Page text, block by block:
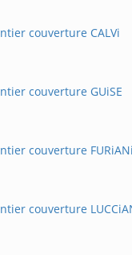
couverture CALVi
couverture GUiSE
couverture FURiANi
couverture